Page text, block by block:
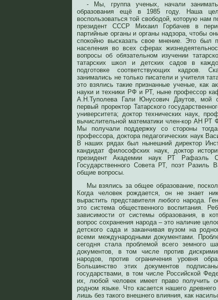
- Мы, группа ученых, начали
образования ещё в 1985 году. Наша
воспользоваться той свободой, которую нам
президент СССР Михаил Горбачев в
партийные органы и органы надзора, чтобы
спокойно высказать свое мнение. Это был
населения во всех сферах
вопросы об обязательном изучении
татарских школ и детских садов в
подготовке соответствующих кадров.
занимались не только писатели и учителя
это взялись такие признанные ученые, как
науки и техники РФ и РТ, ныне профессор
А.Н.Туполева Гали Юнусович Даутов, мой
первый проректор Татарского
университета; доктор технических наук,
вычислительной математики член-кор АН РТ
Мы получали поддержку со стороны
профессора, доктора педагогических наук
В наших рядах был нынешний директор
кандидат философских наук, доктор
президент Академии наук РТ Рафаэль
Государственного Совета РТ, поэт Разиль
общие вопросы.
Мы взялись за общее образование,
Когда человек рождается, он не знает
вырастить представителя любого народа.
это система общественного воспитания.
зависимости от системы образования, в
вопрос сохранения народа – это наличие
детского сада и заканчивая вузом на
всеми международными документами.
сегодня стала проблемой всего земного
документов, в том числе против
народов, против ограничения уровня
Большинство этих документов
государствами, в том числе Российской
их, любой человек имеет право получить
родном языке. Что касается нашего
лишь без такого внешнего влияния, как